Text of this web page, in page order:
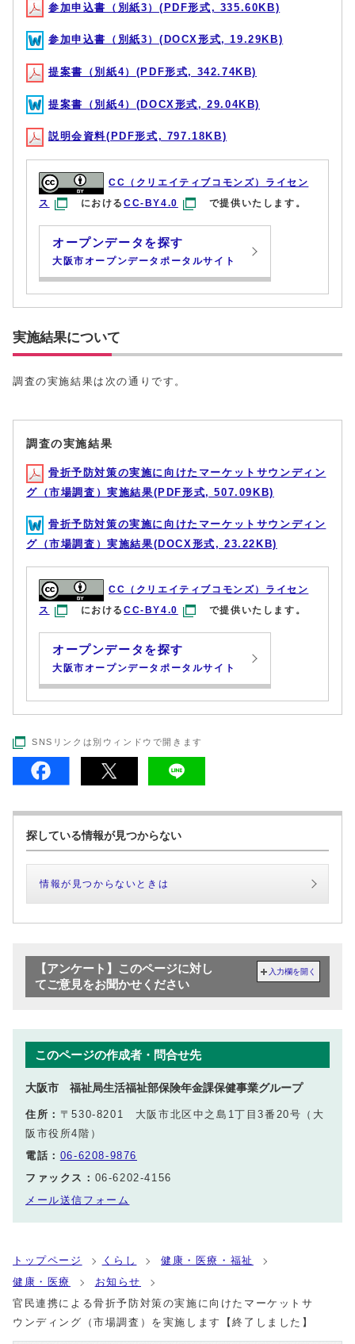
参加申込書（別紙3）(PDF形式, 335.60KB)
参加申込書（別紙3）(DOCX形式, 19.29KB)
提案書（別紙4）(PDF形式, 342.74KB)
提案書（別紙4）(DOCX形式, 29.04KB)
説明会資料(PDF形式, 797.18KB)
CC（クリエイティブコモンズ）ライセン
ス
におけるCC-BY4.0 で提供いたします。
オープンデータを探す
大阪市オープンデータポータルサイト
実施結果について
調査の実施結果は次の通りです。
調査の実施結果
骨折予防対策の実施に向けたマーケットサウンディン
グ（市場調査）実施結果(PDF形式, 507.09KB)
骨折予防対策の実施に向けたマーケットサウンディン
グ（市場調査）実施結果(DOCX形式, 23.22KB)
CC（クリエイティブコモンズ）ライセン
ス
におけるCC-BY4.0 で提供いたします。
オープンデータを探す
大阪市オープンデータポータルサイト
SNSリンクは別ウィンドウで開きます
探している情報が見つからない
情報が見つからないときは
【アンケート】このページに対し
てご意見をお聞かせください
入力欄を開く
このページの作成者・問合せ先
大阪市 福祉局生活福祉部保険年金課保健事業グループ
住所： 〒530-8201 大阪市北区中之島1丁目3番20号（大
阪市役所4階）
電話： 06-6208-9876
ファックス： 06-6202-4156
メール送信フォーム
トップページ くらし
健康・医療・福祉
健康・医療
お知らせ
官民連携による骨折予防対策の実施に向けたマーケットサ
ウンディング（市場調査）を実施します【終了しました】